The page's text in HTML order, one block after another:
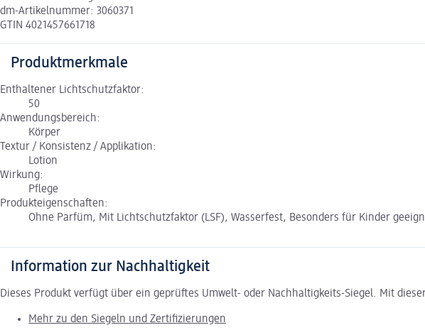
dm-Artikelnummer: 3060371
GTIN 4021457661718
Produktmerkmale
Enthaltener Lichtschutzfaktor:
50
Anwendungsbereich:
Körper
Textur / Konsistenz / Applikation:
Lotion
Wirkung:
Pflege
Produkteigenschaften:
Ohne Parfüm, Mit Lichtschutzfaktor (LSF), Wasserfest, Besonders für Kinder
Information zur Nachhaltigkeit
Dieses Produkt verfügt über ein geprüftes Umwelt- oder Nachhaltigkeits-Siegel. Mit
Mehr zu den Siegeln und Zertifizierungen